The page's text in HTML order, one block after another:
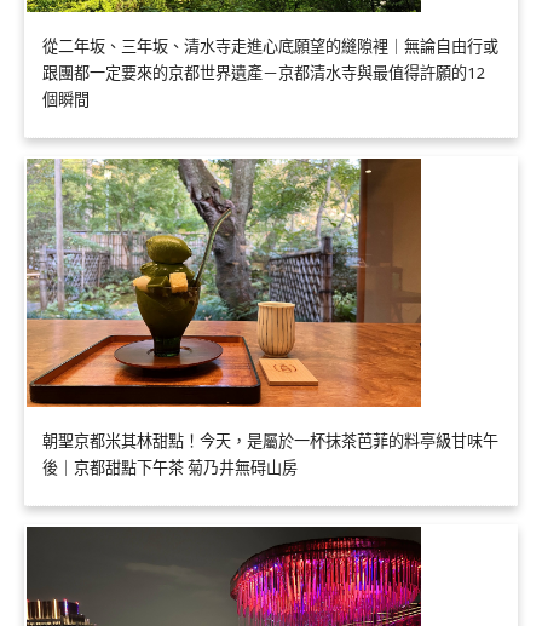
從二年坂、三年坂、清水寺走進心底願望的縫隙裡｜無論自由行或
跟團都一定要來的京都世界遺產－京都清水寺與最值得許願的12
個瞬間
朝聖京都米其林甜點！今天，是屬於一杯抹茶芭菲的料亭級甘味午
後｜京都甜點下午茶 菊乃井無碍山房